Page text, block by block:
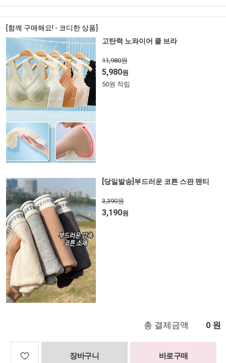
[함께 구매해요! - 코디한 상품]
고탄력 노와이어 쿨 브라
11,980원
5,980원
50원 적립
[당일발송]부드러운 코튼 스판 팬티
3,390원
3,190원
총 결제금액 0 원
장바구니 바로구매